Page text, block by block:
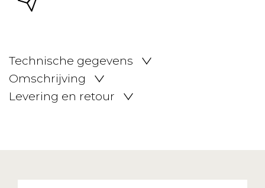
Technische gegevens
Omschrijving
Levering en retour